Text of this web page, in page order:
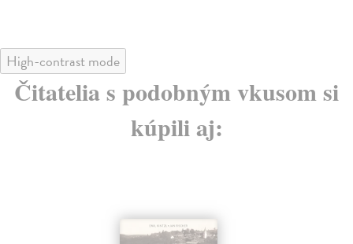
High-contrast mode
Čitatelia s podobným vkusom si
kúpili aj: